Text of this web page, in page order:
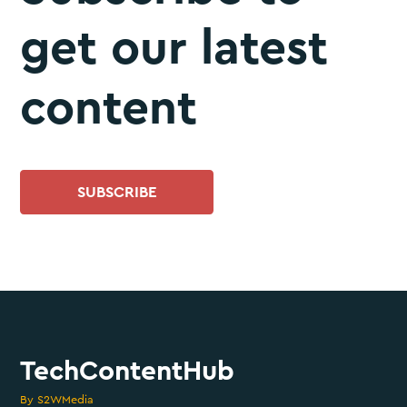
get our latest
content
SUBSCRIBE
TechContentHub
By S2WMedia